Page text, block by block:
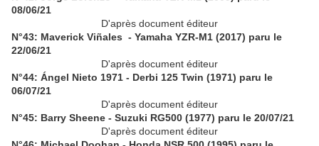
08/06/21
D'après document éditeur
N°43: Maverick Viñales - Yamaha YZR-M1 (2017) paru le
22/06/21
D'après document éditeur
N°44: Ángel Nieto 1971 - Derbi 125 Twin (1971) paru le
06/07/21
D'après document éditeur
N°45: Barry Sheene - Suzuki RG500 (1977) paru le 20/07/21
D'après document éditeur